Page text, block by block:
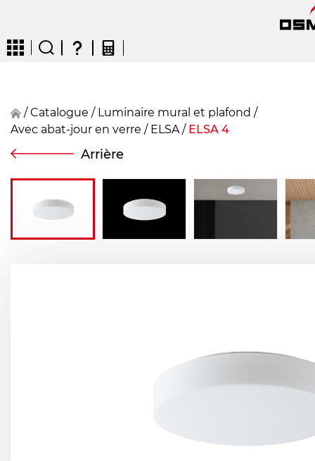
CZENDEFRFIN
/ Catalogue / Luminaire mural et plafond /
Avec abat-jour en verre / ELSA/ ELSA 4
Arrière